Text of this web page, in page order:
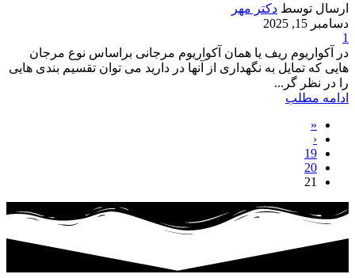
ارسال توسط دکتر مهر
دسامبر 15, 2025
1
در آکواریوم ریف یا همان آکواریوم مرجانی براساس نوع مرجان
هایی که تمایل به نگهداری از آنها در دارید می توان تقسیم بندی هایی
را در نظر گر...
ادامه مطلب
«
‹
19
20
21